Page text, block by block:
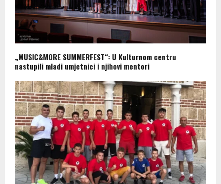
„MUSIC&MORE SUMMERFEST“: U Kulturnom centru
nastupili mladi umjetnici i njihovi mentori